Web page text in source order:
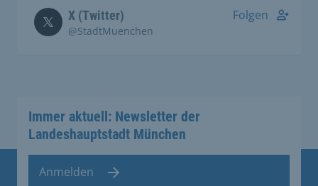
X (Twitter)
@StadtMuenchen
Folgen
Immer aktuell: Newsletter der
Landeshauptstadt München
Anmelden